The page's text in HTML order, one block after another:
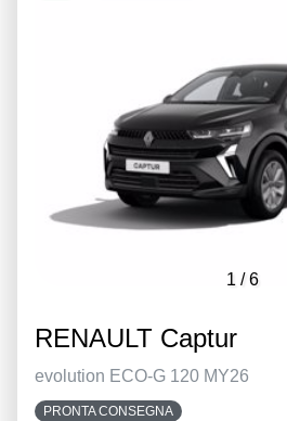
1 /6
RENAULT Captur
evolution ECO-G 120 MY26
PRONTA CONSEGNA